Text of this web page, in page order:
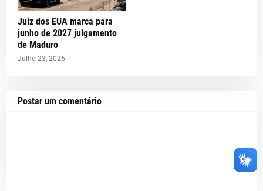
Juiz dos EUA marca para
junho de 2027 julgamento
de Maduro
Julho 23, 2026
Postar um comentário